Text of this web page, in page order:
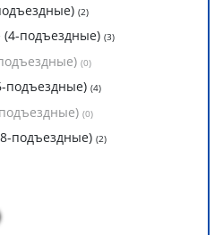
(2)
подъездные) (3)
(0)
подъездные) (4)
(0)
подъездные) (2)